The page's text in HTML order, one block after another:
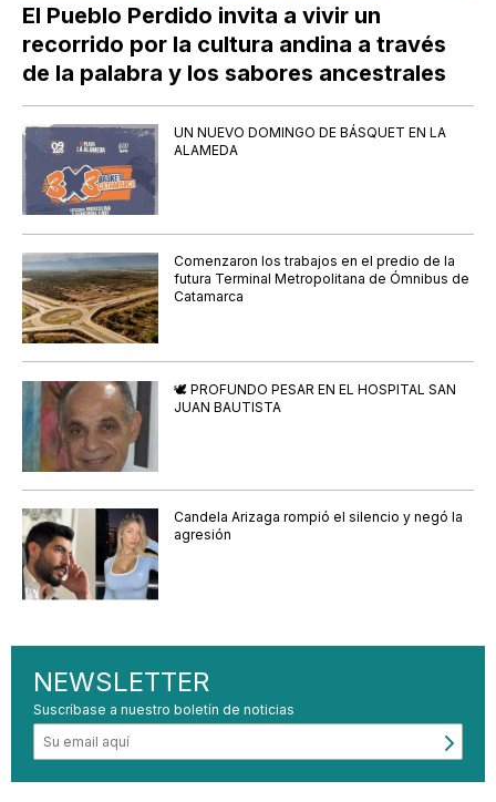
El Pueblo Perdido invita a vivir un
recorrido por la cultura andina a través
de la palabra y los sabores ancestrales
UN NUEVO DOMINGO DE BÁSQUET EN LA
ALAMEDA
Comenzaron los trabajos en el predio de la
futura Terminal Metropolitana de Ómnibus de
Catamarca
🕊️ PROFUNDO PESAR EN EL HOSPITAL SAN
JUAN BAUTISTA
Candela Arizaga rompió el silencio y negó la
agresión
NEWSLETTER
Suscríbase a nuestro boletín de noticias